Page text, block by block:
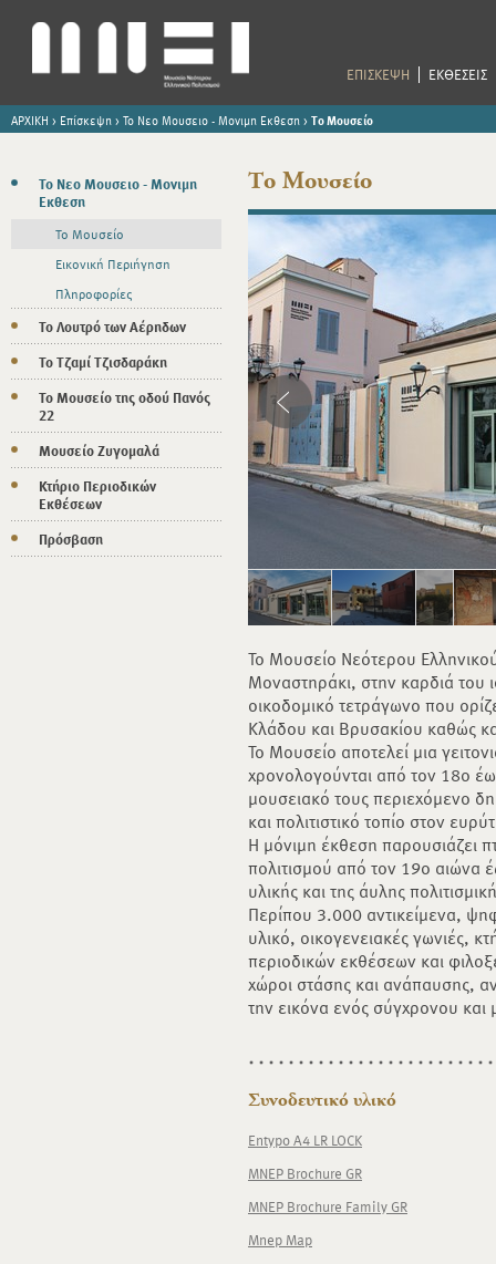
ΕΠΙΣΚΕΨΗ ΕΚΘΕΣΕΙΣ
ΑΡΧΙΚΗ > Επίσκεψη> Το Νεο Μουσειο - Μονιμη Εκθεση> Το Μουσείο
Το Νεο Μουσειο - Μονιμη
Εκθεση
Το Μουσείο
Εικονική Περιήγηση
Πληροφορίες
Το Λουτρό των Αέρηδων
Το Τζαμί Τζισδαράκη
Το Μουσείο της οδού Πανός
22
Μουσείο Ζυγομαλά
Κτήριο Περιοδικών
Εκθέσεων
Πρόσβαση
Το Μουσείο
Το Μουσείο Νεότερου
Μοναστηράκι, στην καρδιά του
οικοδομικό τετράγωνο που
Κλάδου και Βρυσακίου καθώς
Το Μουσείο αποτελεί μια
χρονολογούνται από τον 18ο
μουσειακό τους περιεχόμενο
και πολιτιστικό τοπίο στον
Η μόνιμη έκθεση παρουσιάζει
πολιτισμού από τον 19ο αιώνα
υλικής και της άυλης
Περίπου 3.000 αντικείμενα,
υλικό, οικογενειακές γωνιές,
περιοδικών εκθέσεων και
χώροι στάσης και ανάπαυσης,
την εικόνα ενός σύγχρονου και
Συνοδευτικό υλικό
Entypo A4 LR LOCK
MNEP Brochure GR
MNEP Brochure Family GR
Mnep Map